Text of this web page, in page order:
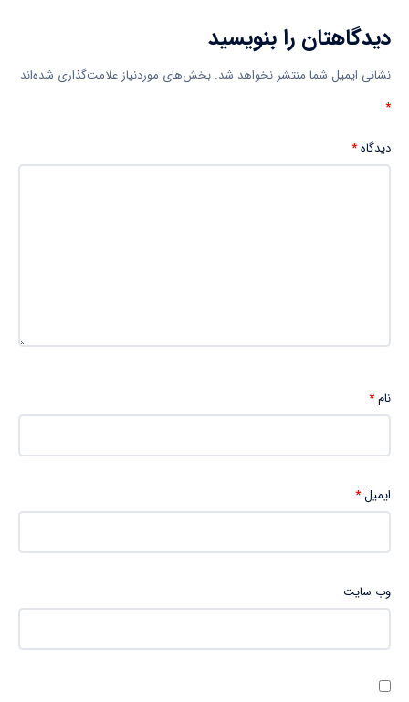
دیدگاهتان را بنویسید
نشانی ایمیل شما منتشر نخواهد شد. بخش‌های موردنیاز علامت‌گذاری شده‌اند
*
دیدگاه*
نام*
ایمیل*
وب‌ سایت